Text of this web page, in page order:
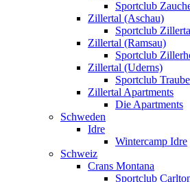
Sportclub
Zillertal (Aschau)
Sportclub
Zillertal (Ramsau)
Sportclub
Zillertal (Uderns)
Sportclub Traube
Zillertal Apartments
Die Apartments
Schweden
Idre
Wintercamp Idre
Schweiz
Crans Montana
Sportclub